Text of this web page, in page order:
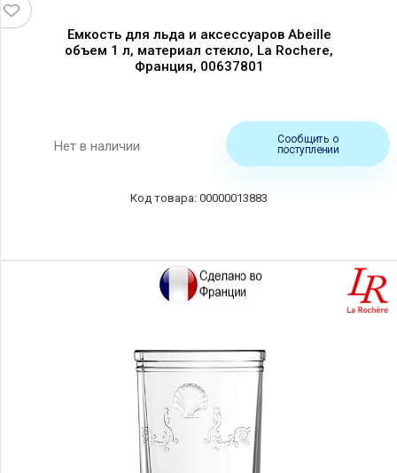
Емкость для льда и аксессуаров Abeille
объем 1 л, материал стекло, La Rochere,
Франция, 00637801
Нет в наличии
Сообщить о
поступлении
00000013883